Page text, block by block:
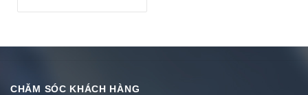
CHĂM SÓC KHÁCH HÀNG